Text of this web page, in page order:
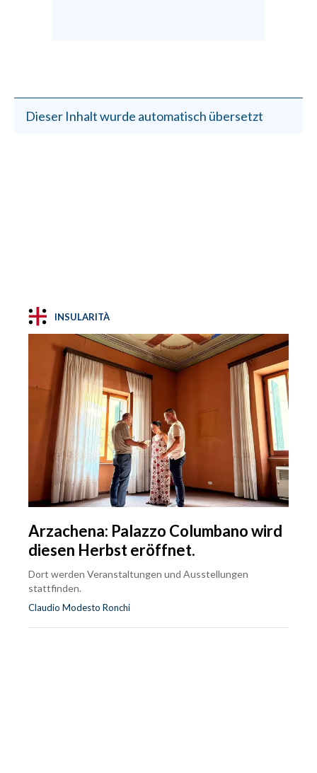
Dieser Inhalt wurde automatisch übersetzt
INSULARITÀ
Arzachena: Palazzo Columbano wird
diesen Herbst eröffnet.
Dort werden Veranstaltungen und Ausstellungen
stattfinden.
Claudio Modesto Ronchi